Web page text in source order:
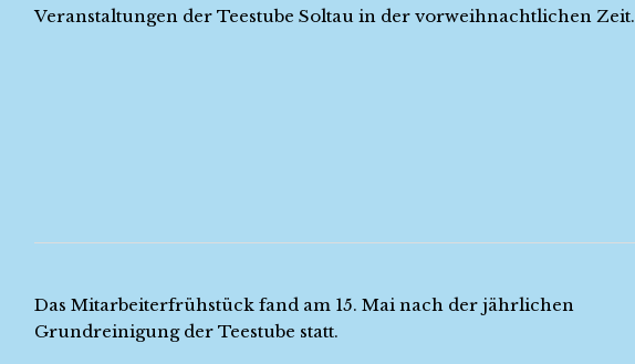
Veranstaltungen der Teestube Soltau in der vorweihnachtlichen Zeit.
Das Mitarbeiterfrühstück fand am 15. Mai nach der jährlichen
Grundreinigung der Teestube statt.